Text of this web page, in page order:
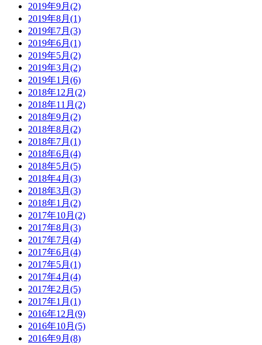
2019年9月(2)
2019年8月(1)
2019年7月(3)
2019年6月(1)
2019年5月(2)
2019年3月(2)
2019年1月(6)
2018年12月(2)
2018年11月(2)
2018年9月(2)
2018年8月(2)
2018年7月(1)
2018年6月(4)
2018年5月(5)
2018年4月(3)
2018年3月(3)
2018年1月(2)
2017年10月(2)
2017年8月(3)
2017年7月(4)
2017年6月(4)
2017年5月(1)
2017年4月(4)
2017年2月(5)
2017年1月(1)
2016年12月(9)
2016年10月(5)
2016年9月(8)